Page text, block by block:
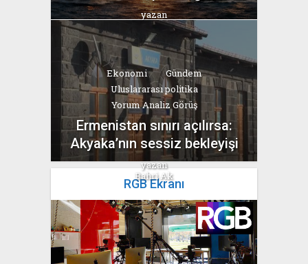
yazan
Bahri Ak
Ekonomi
Gündem
Uluslararası politika
Yorum Analiz Görüş
Ermenistan sınırı açılırsa:
Akyaka’nın sessiz bekleyişi
yazan
Bahri Ak
RGB Ekranı